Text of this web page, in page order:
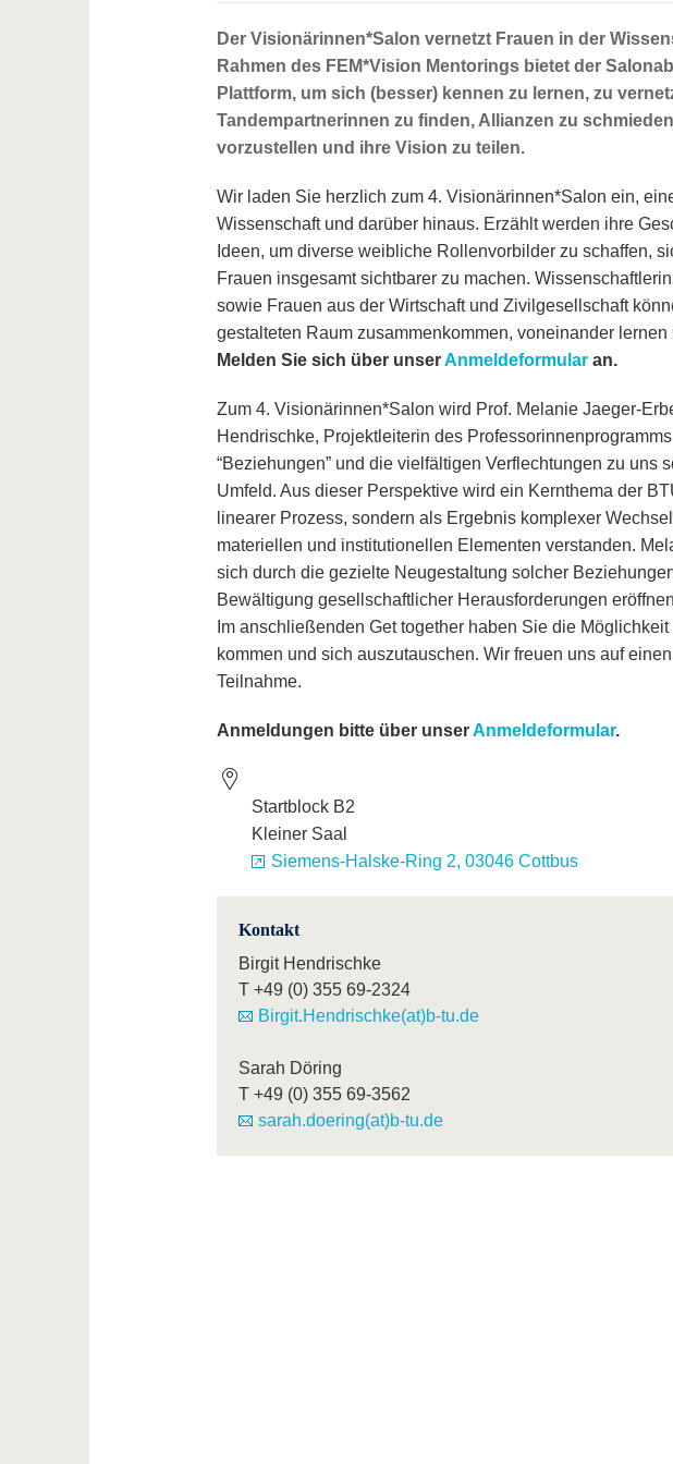
Der Visionärinnen*Salon vernetzt Frauen in der
Rahmen des FEM*Vision Mentorings bietet der
Plattform, um sich (besser) kennen zu lernen, zu
Tandempartnerinnen zu finden, Allianzen zu
vorzustellen und ihre Vision zu teilen.
Wir laden Sie herzlich zum 4. Visionärinnen*Salon ein,
Wissenschaft und darüber hinaus. Erzählt werden ihre
Ideen, um diverse weibliche Rollenvorbilder zu schaffen,
Frauen insgesamt sichtbarer zu machen.
sowie Frauen aus der Wirtschaft und Zivilgesellschaft
gestalteten Raum zusammenkommen, voneinander
Melden Sie sich über unserAnmeldeformularan.
Zum 4. Visionärinnen*Salon wird Prof. Melanie Jaeger-
Hendrischke, Projektleiterin des
“Beziehungen” und die vielfältigen Verflechtungen zu uns
Umfeld. Aus dieser Perspektive wird ein Kernthema der
linearer Prozess, sondern als Ergebnis komplexer
materiellen und institutionellen Elementen verstanden.
sich durch die gezielte Neugestaltung solcher
Bewältigung gesellschaftlicher Herausforderungen
Im anschließenden Get together haben Sie die
kommen und sich auszutauschen. Wir freuen uns auf
Teilnahme.
Anmeldungen bitte über unserAnmeldeformular.
Startblock B2
Kleiner Saal
Siemens-Halske-Ring 2, 03046 Cottbus
Kontakt
Birgit Hendrischke
T +49 (0) 355 69-2324
Birgit.Hendrischke(at)b-tu.de
Sarah Döring
T +49 (0) 355 69-3562
sarah.doering(at)b-tu.de